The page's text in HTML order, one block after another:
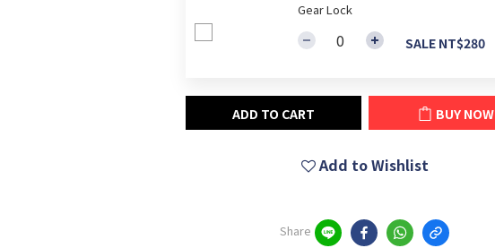
Gear Lock
SALE NT$280
ADD TO CART BUY NOW
Add to Wishlist
Share